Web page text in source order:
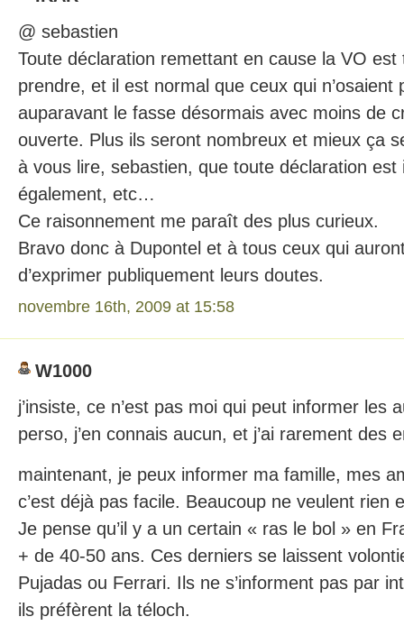
@ sebastien
Toute déclaration remettant en cause la VO est
prendre, et il est normal que ceux qui n’osaient
auparavant le fasse désormais avec moins de
ouverte. Plus ils seront nombreux et mieux ça
à vous lire, sebastien, que toute déclaration
également, etc…
Ce raisonnement me paraît des plus curieux.
Bravo donc à Dupontel et à tous ceux qui
d’exprimer publiquement leurs doutes.
novembre 16th, 2009 at 15:58
W1000
j’insiste, ce n’est pas moi qui peut informer les
perso, j’en connais aucun, et j’ai rarement des
maintenant, je peux informer ma famille, mes
c’est déjà pas facile. Beaucoup ne veulent rien
Je pense qu’il y a un certain « ras le bol » en
+ de 40-50 ans. Ces derniers se laissent
Pujadas ou Ferrari. Ils ne s’informent pas par
ils préfèrent la téloch.